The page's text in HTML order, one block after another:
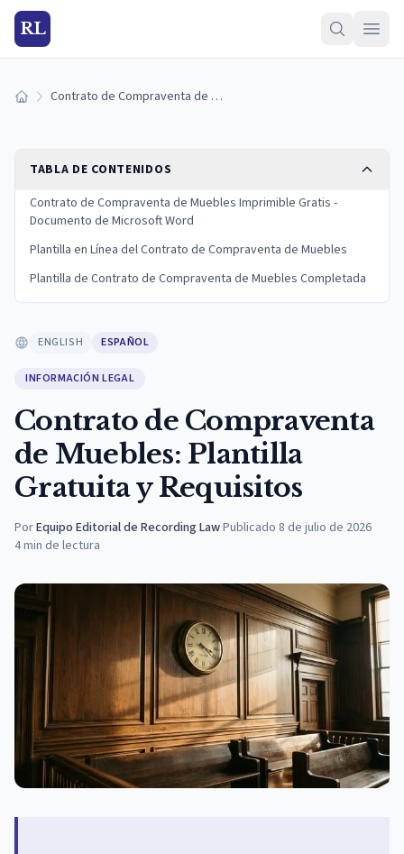
RL
Inicio Contrato de Compraventa de Muebles: Plantilla Gratuita y Requisitos
TABLA DE CONTENIDOS
Contrato de Compraventa de Muebles Imprimible Gratis -
Documento de Microsoft Word
Plantilla en Línea del Contrato de Compraventa de Muebles
Plantilla de Contrato de Compraventa de Muebles Completada
ENGLISH ESPAÑOL
INFORMACIÓN LEGAL
Contrato de Compraventa
de Muebles: Plantilla
Gratuita y Requisitos
PorEquipo Editorial de Recording Law·Publicado 8 de julio de 2026
4min de lectura